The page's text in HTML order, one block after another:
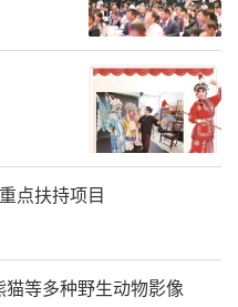
点扶持项目
等多种野生动物影像